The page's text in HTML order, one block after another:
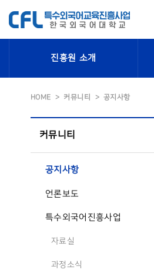
진흥원 소개
HOME 커뮤니티 공지사항
커뮤니티
공지사항
언론보도
특수외국어진흥사업
자료실
과정소식